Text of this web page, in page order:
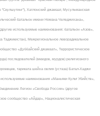
Хатлонский джамаат, Мусульманская
батальон имени Номана Челеджихана»,
используемые наименования: батальон «Азов»,
Таджикистан), Межрегиональное леворадикальное
«Дуббайский джамаат», Террористическое
последователей (мюидов, мурдов) религиозного
тариката шейха овлия (устаза) Батал-Хаджи
наименования «Маньяки Культ Убийств»,
Легион «Свобода России» (другое
сообщество «Айдар», Националистическая